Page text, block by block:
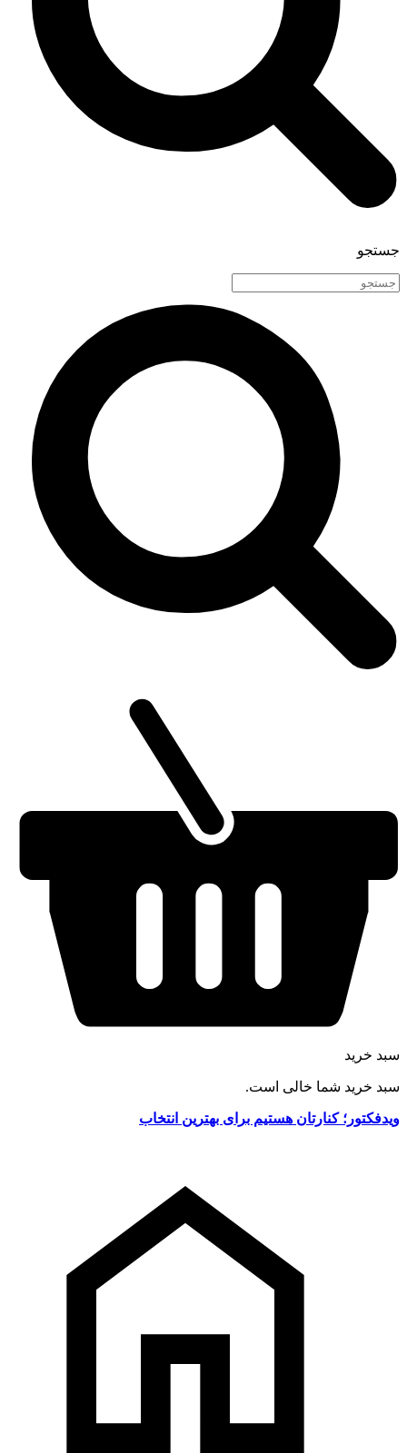
جستجو
سبد خرید
سبد خرید شما خالی است.
ویدفکتور؛ کنارتان هستیم برای بهترین انتخاب